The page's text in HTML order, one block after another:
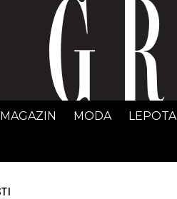
MAGAZIN MODA LEPOTA